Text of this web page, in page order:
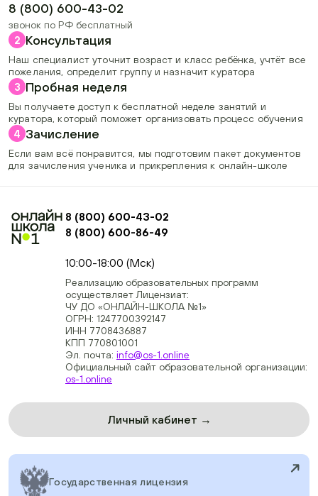
8 (800) 600-43-02
звонок по РФ бесплатный
2 Консультация
Наш специалист уточнит возраст и класс ребёнка, учтёт все
пожелания, определит группу и назначит куратора
3 Пробная неделя
Вы получаете доступ к бесплатной неделе занятий и
куратора, который поможет организовать процесс обучения
4 Зачисление
Если вам всё понравится, мы подготовим пакет документов
для зачисления ученика и прикрепления к онлайн-школе
8 (800) 600-43-02
8 (800) 600-86-49
10:00-18:00 (Мск)
Реализацию образовательных программ
осуществляет Лицензиат:
ЧУ ДО «ОНЛАЙН-ШКОЛА №1»
ОГРН: 1247700392147
ИНН 7708436887
КПП 770801001
Эл. почта: info@os-1.online
Официальный сайт образовательной организации:
os-1.online
Личный кабинет →
Государственная лицензия